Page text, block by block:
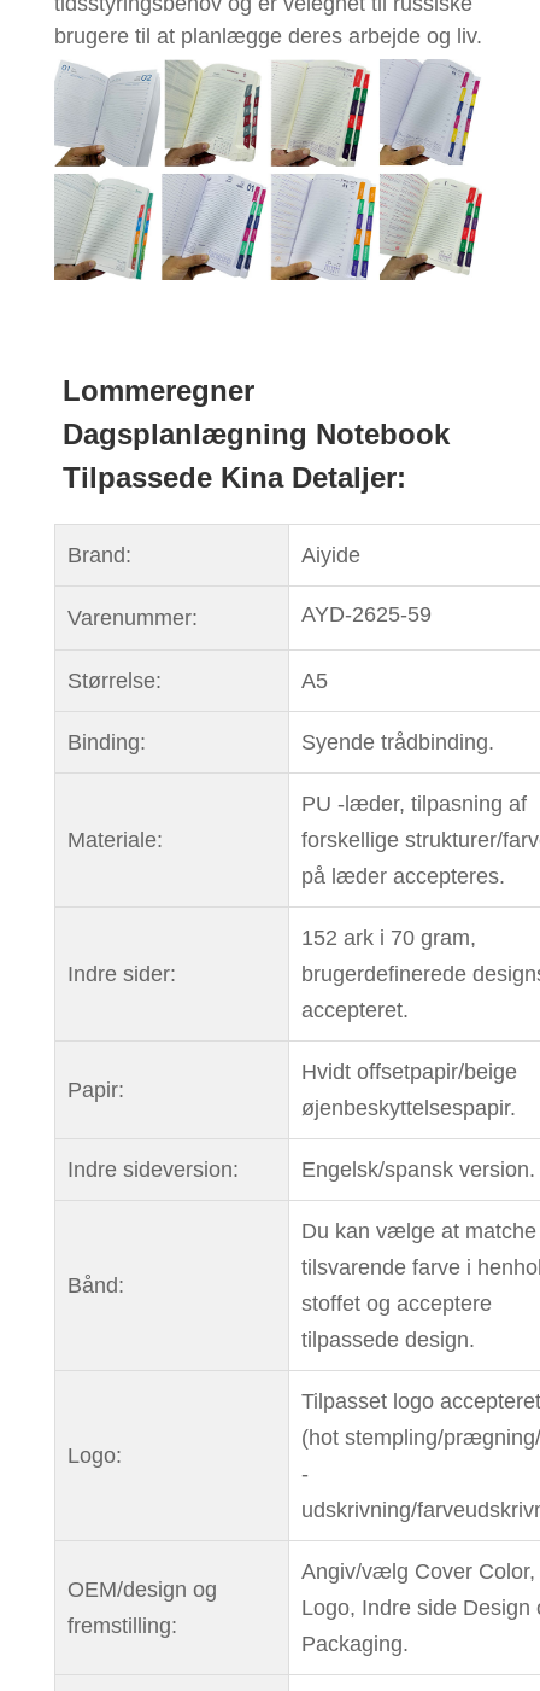
brugere til at planlægge deres arbejde og liv.
Lommeregner
Dagsplanlægning Notebook
Tilpassede Kina Detaljer:
Brand: Aiyide
Varenummer: AYD-2625-59
Størrelse: A5
Binding: Syende trådbinding.
Materiale:
PU -læder, tilpasning af
forskellige strukturer/
på læder accepteres.
Indre sider:
152 ark i 70 gram,
brugerdefinerede
accepteret.
Papir:
Hvidt offsetpapir/beige
øjenbeskyttelsespapir.
Indre sideversion: Engelsk/spansk version.
Bånd:
Du kan vælge at matche
tilsvarende farve i
stoffet og acceptere
tilpassede design.
Logo:
Tilpasset logo accepteret
(hot stempling/
-
udskrivning/
OEM/design og
fremstilling:
Angiv/vælg Cover Color,
Logo, Indre side Design
Packaging.